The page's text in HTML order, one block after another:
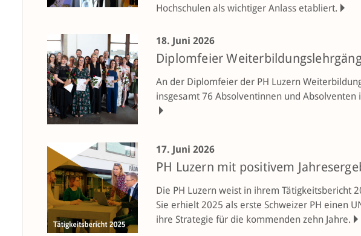
Hochschulen als wichtiger Anlass etabliert.
18. Juni 2026
Diplomfeier
An der Diplomfeier der PH Luzern
insgesamt 76 Absolventinnen und
17. Juni 2026
PH Luzern mit positivem
Die PH Luzern weist in ihrem Tätigkeitsbericht
Sie erhielt 2025 als erste Schweizer PH einen
ihre Strategie für die kommenden zehn Jahre.